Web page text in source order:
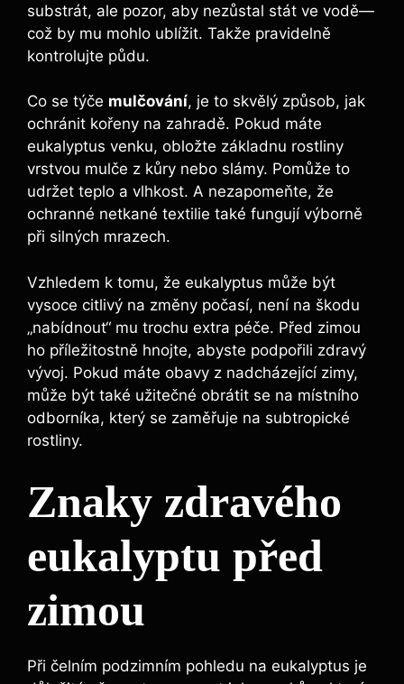
substrát, ale pozor, aby nezůstal stát ve vodě—
což by mu mohlo ublížit. Takže pravidelně
kontrolujte půdu.
Co se týče mulčování, je to skvělý způsob, jak
ochránit kořeny na zahradě. Pokud máte
eukalyptus venku, obložte základnu rostliny
vrstvou mulče z kůry nebo slámy. Pomůže to
udržet teplo a vlhkost. A nezapomeňte, že
ochranné netkané textilie také fungují výborně
při silných mrazech.
Vzhledem k tomu, že eukalyptus může být
vysoce citlivý na změny počasí, není na škodu
„nabídnout“ mu trochu extra péče. Před zimou
ho příležitostně hnojte, abyste podpořili zdravý
vývoj. Pokud máte obavy z nadcházející zimy,
může být také užitečné obrátit se na místního
odborníka, který se zaměřuje na subtropické
rostliny.
Znaky zdravého
eukalyptu před
zimou
Při čelním podzimním pohledu na eukalyptus je